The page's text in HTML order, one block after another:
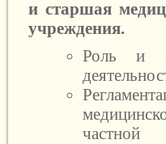
и старшая
учреждения.
Роль и
частной